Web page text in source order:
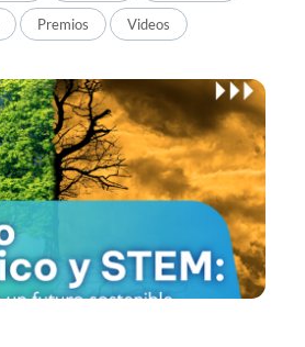
Premios Videos